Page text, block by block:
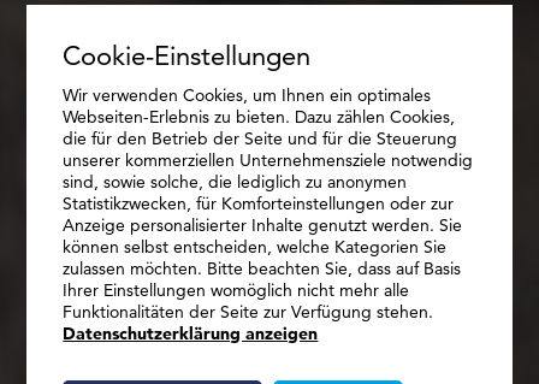
LEICHT, SCHNELL, MASSGEFERTIGT.
DECKENSYSTEME
Cookie-Einstellungen
Wir verwenden Cookies, um Ihnen ein optimales
Webseiten-Erlebnis zu bieten. Dazu zählen Cookies,
die für den Betrieb der Seite und für die Steuerung
unserer kommerziellen Unternehmensziele notwendig
sind, sowie solche, die lediglich zu anonymen
Statistikzwecken, für Komforteinstellungen oder zur
Anzeige personalisierter Inhalte genutzt werden. Sie
können selbst entscheiden, welche Kategorien Sie
zulassen möchten. Bitte beachten Sie, dass auf Basis
Ihrer Einstellungen womöglich nicht mehr alle
Funktionalitäten der Seite zur Verfügung stehen.
Datenschutzerklärung anzeigen